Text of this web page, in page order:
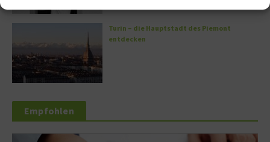
Turin – die Hauptstadt des Piemont
entdecken
Empfohlen